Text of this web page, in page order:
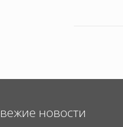
новости